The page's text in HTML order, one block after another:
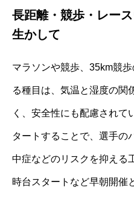
長距離・競歩・レー
生かして
マラソンや競歩、35km競
る種目は、気温と湿度の関
く、安全性にも配慮されて
タートすることで、選手の
中症などのリスクを抑える
時台スタートなど早朝開催